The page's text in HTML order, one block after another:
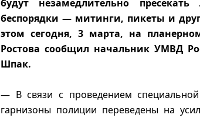
будут незамедлительно
беспорядки — митинги, пикеты и
этом сегодня, 3 марта, на
Ростова сообщил начальник УМВД
Шпак.
— В связи с проведением
гарнизоны полиции переведены на